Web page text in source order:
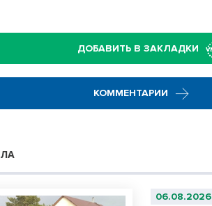
ДОБАВИТЬ В ЗАКЛАДКИ
КОММЕНТАРИИ
06.08.2026